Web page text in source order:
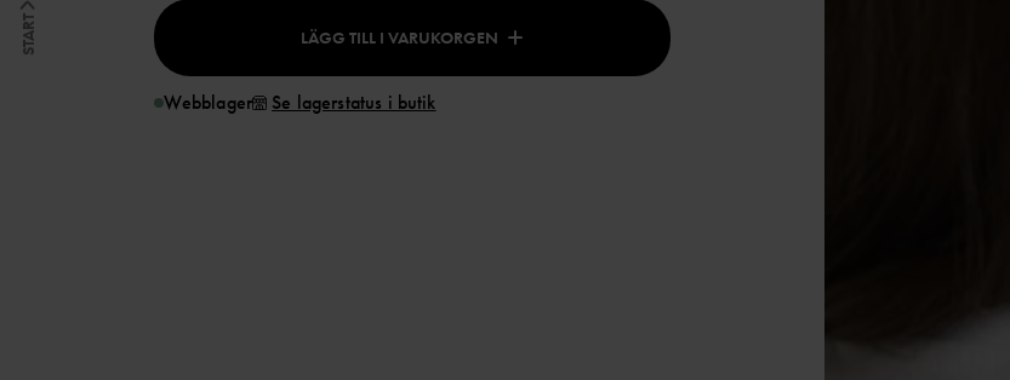
START LÄGG TILL I VARUKORGEN
Webblager Se lagerstatus i butik